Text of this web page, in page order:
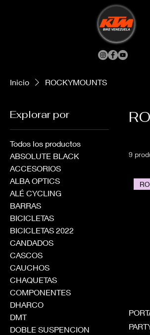
Inicio ROCKYMOUNTS
Explorar por
Todos los productos
ABSOLUTE BLACK
ACCESORIOS
ALBA OPTICS
ALÉ CYCLING
BARRAS
BICICLETAS
BICICLETAS 2022
CANDADOS
CASCOS
CAUCHOS
CHAQUETAS
COMPONENTES
DHARCO
DMT
DOBLE SUSPENCION
9